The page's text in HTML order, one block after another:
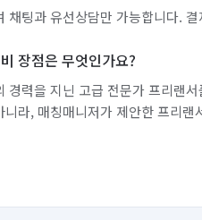
채팅과 유선상담만 가능합니다.
장점은 무엇인가요?
경력을 지닌 고급 전문가 프리랜
니라, 매칭매니저가 제안한 프리